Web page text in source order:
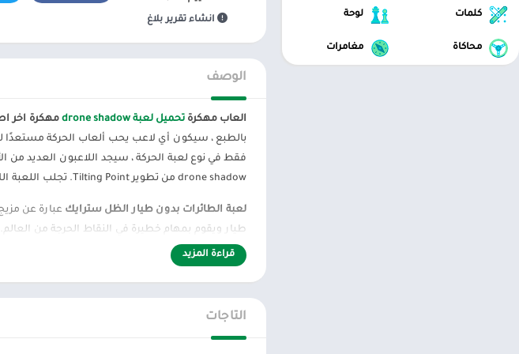
ألعاب موسيقى
انشاء تقرير بلاغ
الوصف
العاب مهكرة تحميل لعبة drone shadow مهكرة اخر
بالطبع ، سيكون أي لاعب يحب ألعاب الحركة مستعدًا
فقط في نوع لعبة الحركة ، سيجد اللاعبون العديد من
drone shadow من تطوير Tilting Point. تجلب اللعبة اللاعبين إلى ساحة المعركة ، حيث تعمل كجندي تقني. تعدك اللعبة بجلب مشاعر جديدة حول المعارك المثيرة والمثيرة.
لعبة الطائرات بدون طيار الظل سترايك عبارة عن
طيار ويقوم بمهام خطيرة في النقاط الحرجة من
الهجمات القادمة. دافع عن طائراتك بدون طيار أثناء
سباق التسلح: شارك في معارك حماية الأصناف
بسلاح مختلف. الطيار صاحب أعلى معدل إنجاز يخرج
قراءة المزيد
التاجات
كلمات لوحة
محاكاة مغامرات